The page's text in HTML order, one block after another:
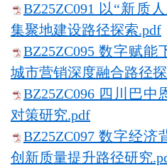
BZ25ZC091 以“新质
集聚地建设路径探索.pdf
BZ25ZC095 数字赋
城市营销深度融合路径
BZ25ZC096 四川巴
对策研究.pdf
BZ25ZC097 数字经
创新质量提升路径研究